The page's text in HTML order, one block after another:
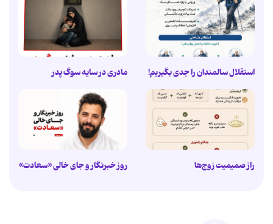
استقلال سالمندان را جدی بگیریم! مادری در سایه سوگ پدر
راز صمیمیت زوج‌ها روز خبرنگار و جای خالی «سعادت»